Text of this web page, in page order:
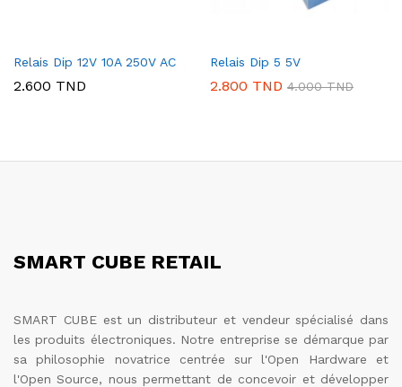
Relais Dip 12V 10A 250V AC
2.600 TND
Relais Dip 5 5V
2.800 TND 4.000TND
SMART CUBE RETAIL
SMART CUBE est un distributeur et vendeur spécialisé dans
les produits électroniques. Notre entreprise se démarque par
sa philosophie novatrice centrée sur l'Open Hardware et
l'Open Source, nous permettant de concevoir et développer